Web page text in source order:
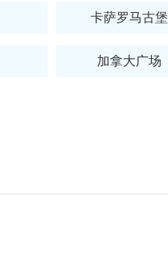
卡萨罗马古堡
加拿大广场